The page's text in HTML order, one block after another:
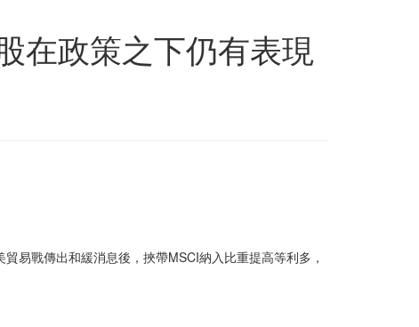
在政策之下仍有表現
易戰傳出和緩消息後，挾帶MSCI納入比重提高等利多，